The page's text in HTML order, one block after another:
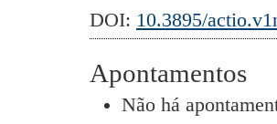
DOI: 10.3895/
Apontamentos
Não há